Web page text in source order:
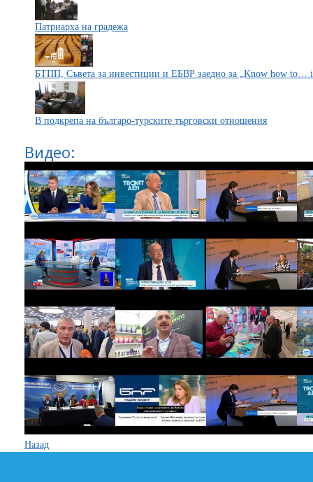
Патриарха на градежа
БТПП, Съвета за инвестиции и ЕБВР заедно за „Know how to…
В подкрепа на българо-турските търговски отношения
Видео:
Назад